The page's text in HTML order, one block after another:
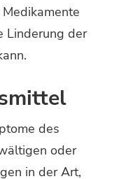
Linderung der
des
oder
in der Art,